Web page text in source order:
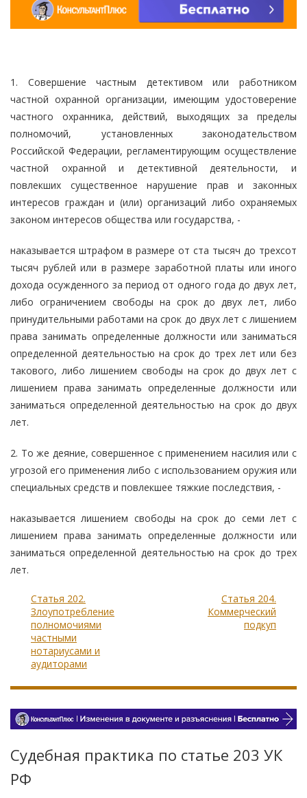
1. Совершение частным детективом или работником
частной охранной организации, имеющим удостоверение
частного охранника, действий, выходящих за пределы
полномочий, установленных законодательством
Российской Федерации, регламентирующим осуществление
частной охранной и детективной деятельности, и
повлекших существенное нарушение прав и законных
интересов граждан и (или) организаций либо охраняемых
законом интересов общества или государства, -
наказывается штрафом в размере от ста тысяч до трехсот
тысяч рублей или в размере заработной платы или иного
дохода осужденного за период от одного года до двух лет,
либо ограничением свободы на срок до двух лет, либо
принудительными работами на срок до двух лет с лишением
права занимать определенные должности или заниматься
определенной деятельностью на срок до трех лет или без
такового, либо лишением свободы на срок до двух лет с
лишением права занимать определенные должности или
заниматься определенной деятельностью на срок до двух
лет.
2. То же деяние, совершенное с применением насилия или с
угрозой его применения либо с использованием оружия или
специальных средств и повлекшее тяжкие последствия, -
наказывается лишением свободы на срок до семи лет с
лишением права занимать определенные должности или
заниматься определенной деятельностью на срок до трех
лет.
Статья 202.
Злоупотребление
полномочиями
частными
нотариусами и
аудиторами
Статья 204.
Коммерческий
подкуп
Судебная практика по статье 203 УК
РФ